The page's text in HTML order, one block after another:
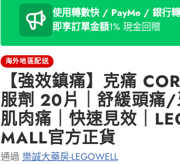
使用轉數快 / PayMe / 銀行
即享訂單金額1% 現金回贈
海外地區配送
【強效鎮痛】克痛
服劑 20片｜舒緩頭
肌肉痛｜快速見效｜
MALL官方正貨
通過 樂誠大藥房-LEGOWELL